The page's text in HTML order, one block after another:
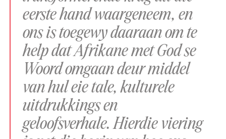
eerste hand waargeneem, en
ons is toegewy daaraan om te
help dat Afrikane met God se
Woord omgaan deur middel
van hul eie tale, kulturele
uitdrukkings en
geloofsverhale. Hierdie viering